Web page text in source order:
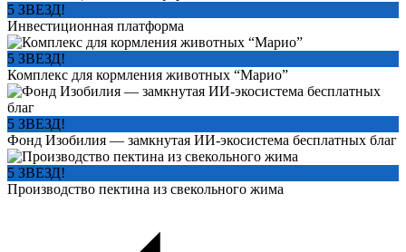
5 ЗВЕЗД!
Инвестиционная платформа
5 ЗВЕЗД!
Комплекс для кормления животных “Марио”
5 ЗВЕЗД!
Фонд Изобилия — замкнутая ИИ-экосистема бесплатных благ
5 ЗВЕЗД!
Производство пектина из свекольного жима